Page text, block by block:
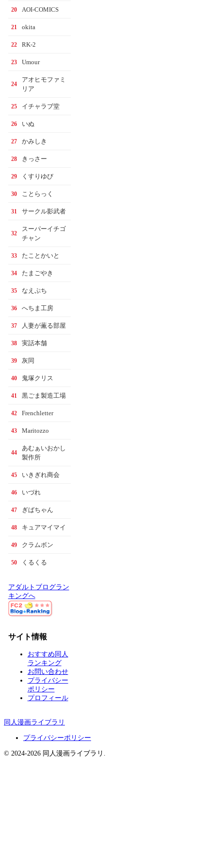
20 AOI-COMICS
21 okita
22 RK-2
23 Umour
24
アオヒモファミ
リア
25 イチャラブ堂
26 いぬ
27 かみしき
28 きっさー
29 くすりゆび
30 ことらっく
31 サークル影武者
32
スーパーイチゴ
チャン
33 たことかいと
34 たまごやき
35 なえぷち
36 へちま工房
37 人妻が薫る部屋
38 実話本舗
39 灰同
40 鬼塚クリス
41 黒ごま製造工場
42 Frenchletter
43 Maritozzo
44
あむぁいおかし
製作所
45 いきぎれ商会
46 いづれ
47 ぎばちゃん
48 キュアマイマイ
49 クラムボン
50 くるくる
アダルトブログラン
キングへ
サイト情報
おすすめ同人
ランキング
お問い合わせ
プライバシー
ポリシー
プロフィール
同人漫画ライブラリ
プライバシーポリシー
© 2024-2026 同人漫画ライブラリ.